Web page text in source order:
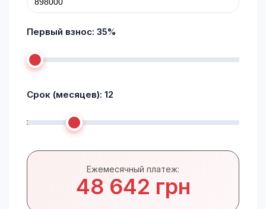
Первый взнос: 35%
Срок (месяцев): 12
Ежемесячный платеж:
48 642 грн